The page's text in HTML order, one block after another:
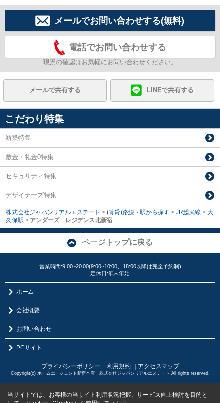
メールでお問い合わせする(無料)
電話でお問い合わせする
現況の確認はお気軽にお問い合わせください。
メールで共有する LINEで共有する
こだわり特集
新築特集
敷金・礼金0特集
セキュリティ特集
デザイナーズ特集
株式会社ジャパンリアルエステート > (賃貸)路線・駅から探す > JR総武線 > 大
久保駅 > アンダーズ レジデンス北新宿
ページトップに戻る
営業時間:9:00~20:00(9:00~10:00、18:00以降は完全予約制)
定休日:年末年始
ホーム
会社概要
お問い合わせ
PCサイト
プライバシーポリシー 利用規約 ｜アクセスマップ
Copyright(c) ホームエージェント新宿本店 株式会社ジャパンリアルエステート All rights reserved.
当サイトでは、お客様の当サイト利用状況把握、サービス向上検討を目的と